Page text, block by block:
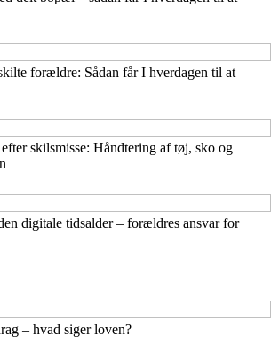
forældre: Sådan får I hverdagen til at
skilsmisse: Håndtering af tøj, sko og
digitale tidsalder – forældres ansvar for
– hvad siger loven?